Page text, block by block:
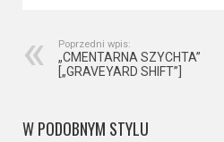
Poprzedni wpis:
„CMENTARNA SZYCHTA”
[„GRAVEYARD SHIFT”]
W PODOBNYM STYLU